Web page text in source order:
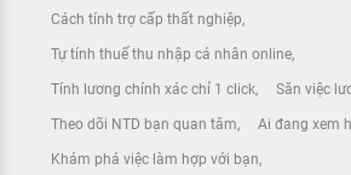
Cách tính trợ cấp thất nghiệp
Tự tính thuế thu nhập cá nhân online
Tính lương chính xác chỉ 1 click Săn việc
Theo dõi NTD bạn quan tâm Ai đang xem
Khám phá việc làm hợp với bạn